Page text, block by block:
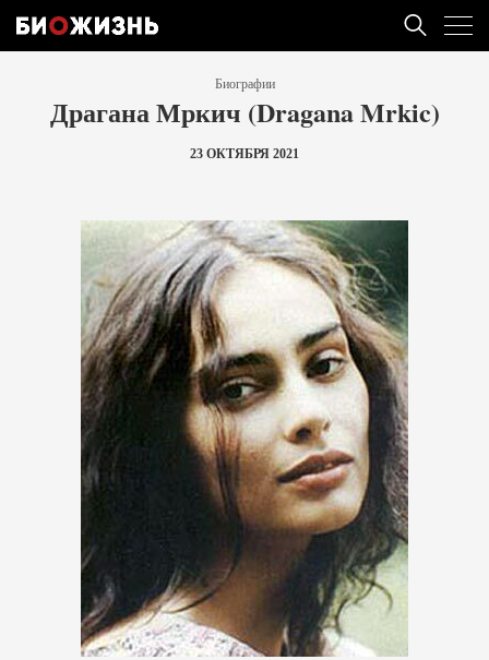
Биографии
Драгана Мркич (Dragana Mrkic)
23 ОКТЯБРЯ 2021